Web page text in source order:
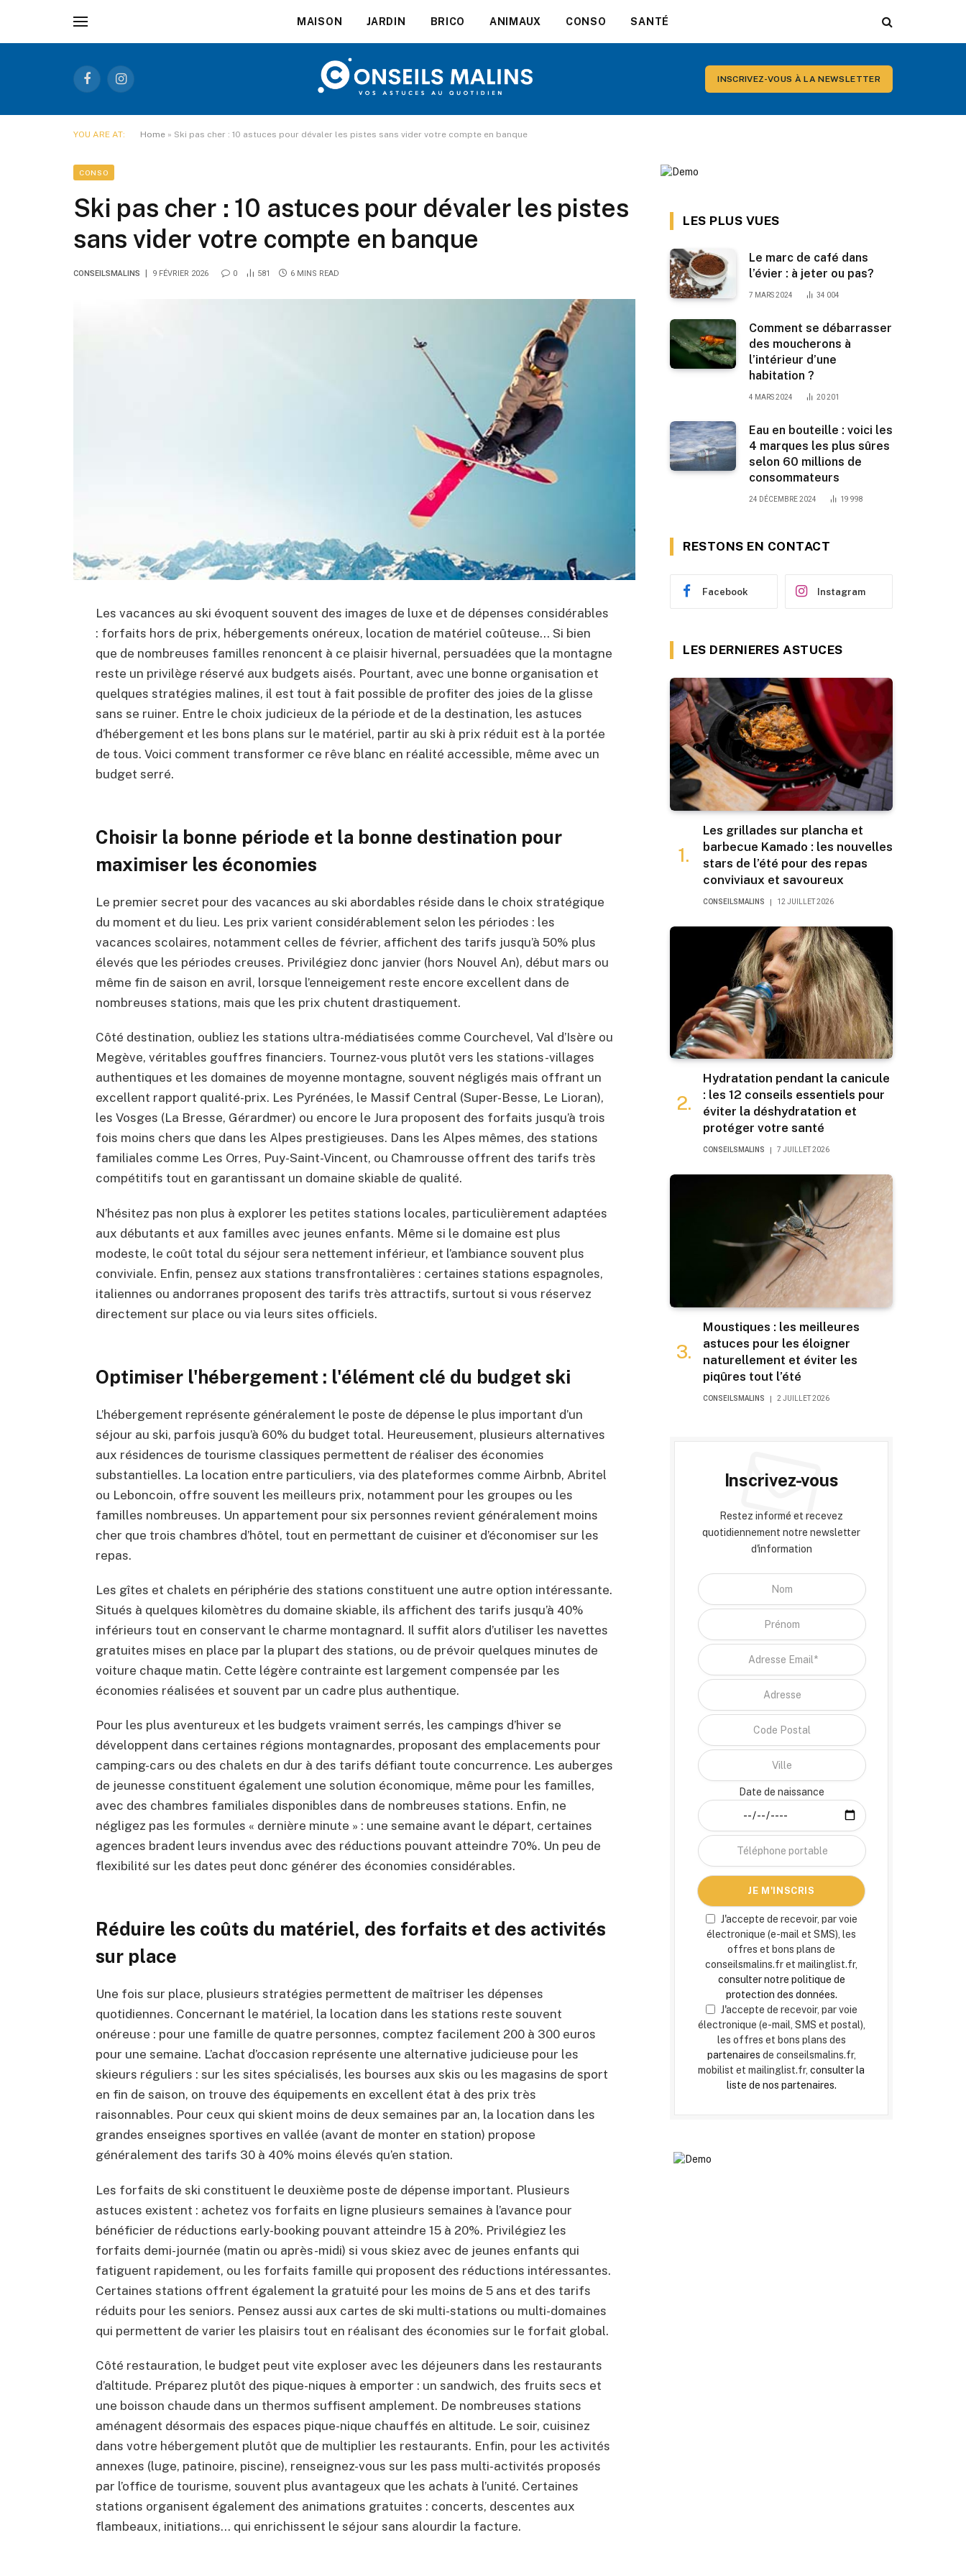
MAISON JARDIN BRICO ANIMAUX CONSO SANTÉ
FacebookInstagram
INSCRIVEZ-VOUS À LA NEWSLETTER
YOU ARE AT: Home » Ski pas cher : 10 astuces pour dévaler les pistes sans vider votre compte en banque
CONSO
Ski pas cher : 10 astuces pour dévaler les pistes
sans vider votre compte en banque
CONSEILSMALINS 9 FÉVRIER 2026 0 581 6 MINS READ
Les vacances au ski évoquent souvent des images de luxe et de dépenses considérables
: forfaits hors de prix, hébergements onéreux, location de matériel coûteuse… Si bien
que de nombreuses familles renoncent à ce plaisir hivernal, persuadées que la montagne
reste un privilège réservé aux budgets aisés. Pourtant, avec une bonne organisation et
quelques stratégies malines, il est tout à fait possible de profiter des joies de la glisse
sans se ruiner. Entre le choix judicieux de la période et de la destination, les astuces
d’hébergement et les bons plans sur le matériel, partir au ski à prix réduit est à la portée
de tous. Voici comment transformer ce rêve blanc en réalité accessible, même avec un
budget serré.
Choisir la bonne période et la bonne destination pour
maximiser les économies
Le premier secret pour des vacances au ski abordables réside dans le choix stratégique
du moment et du lieu. Les prix varient considérablement selon les périodes : les
vacances scolaires, notamment celles de février, affichent des tarifs jusqu’à 50% plus
élevés que les périodes creuses. Privilégiez donc janvier (hors Nouvel An), début mars ou
même fin de saison en avril, lorsque l’enneigement reste encore excellent dans de
nombreuses stations, mais que les prix chutent drastiquement.
Côté destination, oubliez les stations ultra-médiatisées comme Courchevel, Val d’Isère ou
Megève, véritables gouffres financiers. Tournez-vous plutôt vers les stations-villages
authentiques et les domaines de moyenne montagne, souvent négligés mais offrant un
excellent rapport qualité-prix. Les Pyrénées, le Massif Central (Super-Besse, Le Lioran),
les Vosges (La Bresse, Gérardmer) ou encore le Jura proposent des forfaits jusqu’à trois
fois moins chers que dans les Alpes prestigieuses. Dans les Alpes mêmes, des stations
familiales comme Les Orres, Puy-Saint-Vincent, ou Chamrousse offrent des tarifs très
compétitifs tout en garantissant un domaine skiable de qualité.
N’hésitez pas non plus à explorer les petites stations locales, particulièrement adaptées
aux débutants et aux familles avec jeunes enfants. Même si le domaine est plus
modeste, le coût total du séjour sera nettement inférieur, et l’ambiance souvent plus
conviviale. Enfin, pensez aux stations transfrontalières : certaines stations espagnoles,
italiennes ou andorranes proposent des tarifs très attractifs, surtout si vous réservez
directement sur place ou via leurs sites officiels.
Optimiser l'hébergement : l'élément clé du budget ski
L’hébergement représente généralement le poste de dépense le plus important d’un
séjour au ski, parfois jusqu’à 60% du budget total. Heureusement, plusieurs alternatives
aux résidences de tourisme classiques permettent de réaliser des économies
substantielles. La location entre particuliers, via des plateformes comme Airbnb, Abritel
ou Leboncoin, offre souvent les meilleurs prix, notamment pour les groupes ou les
familles nombreuses. Un appartement pour six personnes revient généralement moins
cher que trois chambres d’hôtel, tout en permettant de cuisiner et d’économiser sur les
repas.
Les gîtes et chalets en périphérie des stations constituent une autre option intéressante.
Situés à quelques kilomètres du domaine skiable, ils affichent des tarifs jusqu’à 40%
inférieurs tout en conservant le charme montagnard. Il suffit alors d’utiliser les navettes
gratuites mises en place par la plupart des stations, ou de prévoir quelques minutes de
voiture chaque matin. Cette légère contrainte est largement compensée par les
économies réalisées et souvent par un cadre plus authentique.
Pour les plus aventureux et les budgets vraiment serrés, les campings d’hiver se
développent dans certaines régions montagnardes, proposant des emplacements pour
camping-cars ou des chalets en dur à des tarifs défiant toute concurrence. Les auberges
de jeunesse constituent également une solution économique, même pour les familles,
avec des chambres familiales disponibles dans de nombreuses stations. Enfin, ne
négligez pas les formules « dernière minute » : une semaine avant le départ, certaines
agences bradent leurs invendus avec des réductions pouvant atteindre 70%. Un peu de
flexibilité sur les dates peut donc générer des économies considérables.
Réduire les coûts du matériel, des forfaits et des activités
sur place
Une fois sur place, plusieurs stratégies permettent de maîtriser les dépenses
quotidiennes. Concernant le matériel, la location dans les stations reste souvent
onéreuse : pour une famille de quatre personnes, comptez facilement 200 à 300 euros
pour une semaine. L’achat d’occasion représente une alternative judicieuse pour les
skieurs réguliers : sur les sites spécialisés, les bourses aux skis ou les magasins de sport
en fin de saison, on trouve des équipements en excellent état à des prix très
raisonnables. Pour ceux qui skient moins de deux semaines par an, la location dans les
grandes enseignes sportives en vallée (avant de monter en station) propose
généralement des tarifs 30 à 40% moins élevés qu’en station.
Les forfaits de ski constituent le deuxième poste de dépense important. Plusieurs
astuces existent : achetez vos forfaits en ligne plusieurs semaines à l’avance pour
bénéficier de réductions early-booking pouvant atteindre 15 à 20%. Privilégiez les
forfaits demi-journée (matin ou après-midi) si vous skiez avec de jeunes enfants qui
fatiguent rapidement, ou les forfaits famille qui proposent des réductions intéressantes.
Certaines stations offrent également la gratuité pour les moins de 5 ans et des tarifs
réduits pour les seniors. Pensez aussi aux cartes de ski multi-stations ou multi-domaines
qui permettent de varier les plaisirs tout en réalisant des économies sur le forfait global.
Côté restauration, le budget peut vite exploser avec les déjeuners dans les restaurants
d’altitude. Préparez plutôt des pique-niques à emporter : un sandwich, des fruits secs et
une boisson chaude dans un thermos suffisent amplement. De nombreuses stations
aménagent désormais des espaces pique-nique chauffés en altitude. Le soir, cuisinez
dans votre hébergement plutôt que de multiplier les restaurants. Enfin, pour les activités
annexes (luge, patinoire, piscine), renseignez-vous sur les pass multi-activités proposés
par l’office de tourisme, souvent plus avantageux que les achats à l’unité. Certaines
stations organisent également des animations gratuites : concerts, descentes aux
flambeaux, initiations… qui enrichissent le séjour sans alourdir la facture.
LES PLUS VUES
Le marc de café dans
l’évier : à jeter ou pas?
7 MARS 2024 34 004
Comment se débarrasser
des moucherons à
l’intérieur d’une
habitation ?
4 MARS 2024 20 201
Eau en bouteille : voici les
4 marques les plus sûres
selon 60 millions de
consommateurs
24 DÉCEMBRE 2024 19 998
RESTONS EN CONTACT
Facebook Instagram
LES DERNIERES ASTUCES
Les grillades sur plancha et
barbecue Kamado : les nouvelles
stars de l’été pour des repas
conviviaux et savoureux
CONSEILSMALINS 12 JUILLET 2026
Hydratation pendant la canicule
: les 12 conseils essentiels pour
éviter la déshydratation et
protéger votre santé
CONSEILSMALINS 7 JUILLET 2026
Moustiques : les meilleures
astuces pour les éloigner
naturellement et éviter les
piqûres tout l’été
CONSEILSMALINS 2 JUILLET 2026
Inscrivez-vous
Restez informé et recevez
quotidiennement notre newsletter
d'information
Date de naissance
J'accepte de recevoir, par voie
électronique (e-mail et SMS), les
offres et bons plans de
conseilsmalins.fr et mailinglist.fr,
consulter notre politique de
protection des données.
J'accepte de recevoir, par voie
électronique (e-mail, SMS et postal),
les offres et bons plans des
partenaires de conseilsmalins.fr,
mobilist et mailinglist.fr, consulter la
liste de nos partenaires.